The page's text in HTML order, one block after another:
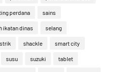
perdana sains
ikatan dinas selang
shackle smart city
susu suzuki tablet